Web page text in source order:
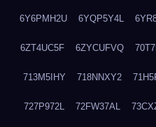
6Y6PMH2U 6YQP5Y4L
6ZT4UC5F 6ZYCUFVQ
713M5IHY 718NNXY2
727P972L 72FW37AL